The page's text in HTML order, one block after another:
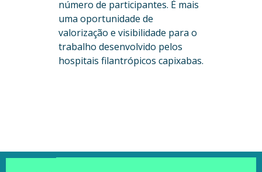
número de participantes. É mais
uma oportunidade de
valorização e visibilidade para o
trabalho desenvolvido pelos
hospitais filantrópicos capixabas.